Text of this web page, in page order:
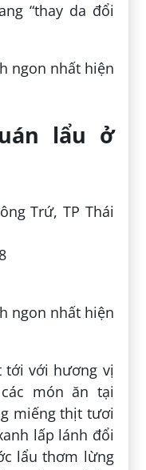
“thay da đổi
lẩu ở
Trứ, TP Thái
tới với hương vị
món ăn tại
miếng thịt tươi
lấp lánh đổi
lẩu thơm lừng